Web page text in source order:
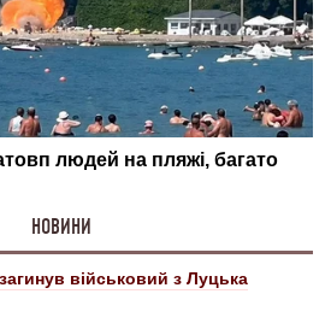
НОВИНИ
військовий з Луцька